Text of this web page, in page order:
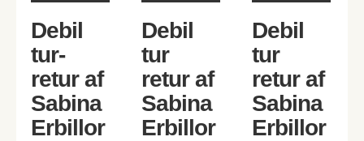
Debil
tur-
retur af
Sabina
Erbillor
Debil
tur
retur af
Sabina
Erbillor
Debil
tur
retur af
Sabina
Erbillor